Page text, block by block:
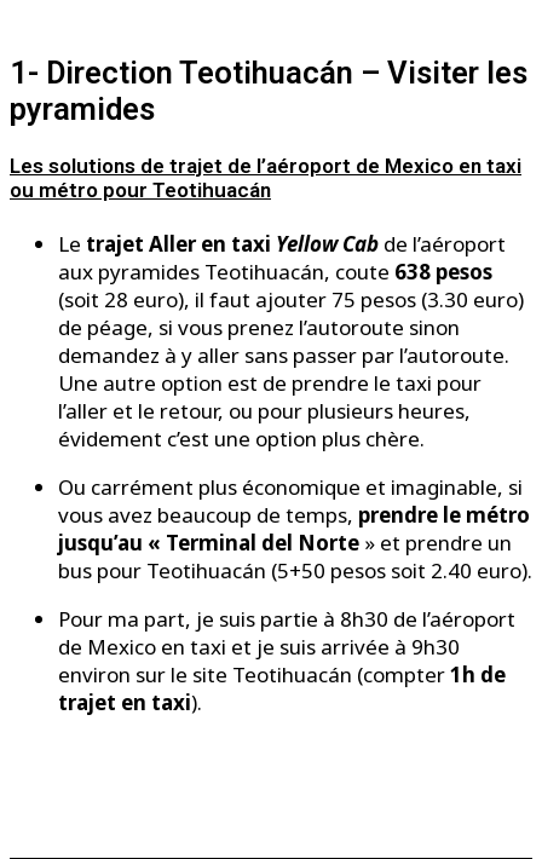
1- Direction Teotihuacán – Visiter les
pyramides
Les solutions de trajet de l’aéroport de Mexico en taxi
ou métro pour Teotihuacán
Le trajet Aller en taxi Yellow Cab de l’aéroport
aux pyramides Teotihuacán, coute 638 pesos
(soit 28 euro), il faut ajouter 75 pesos (3.30 euro)
de péage, si vous prenez l’autoroute sinon
demandez à y aller sans passer par l’autoroute.
Une autre option est de prendre le taxi pour
l’aller et le retour, ou pour plusieurs heures,
évidement c’est une option plus chère.
Ou carrément plus économique et imaginable, si
vous avez beaucoup de temps, prendre le métro
jusqu’au « Terminal del Norte » et prendre un
bus pour Teotihuacán (5+50 pesos soit 2.40 euro).
Pour ma part, je suis partie à 8h30 de l’aéroport
de Mexico en taxi et je suis arrivée à 9h30
environ sur le site Teotihuacán (compter1h de
trajet en taxi).